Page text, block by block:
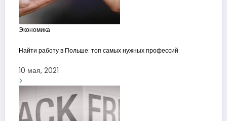
Экономика
Найти работу в Польше: топ самых нужных профессий
10 мая, 2021